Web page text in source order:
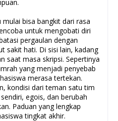
mulai bisa bangkit dari rasa
untuk mengobati diri
pergaulan dengan
sakit hati. Di sisi lain, kadang
saat masa skripsi. Sepertinya
yang menjadi penyebab
merasa tertekan.
kondisi dari teman satu tim
egois, dan berubah
Paduan yang lengkap
tingkat akhir.